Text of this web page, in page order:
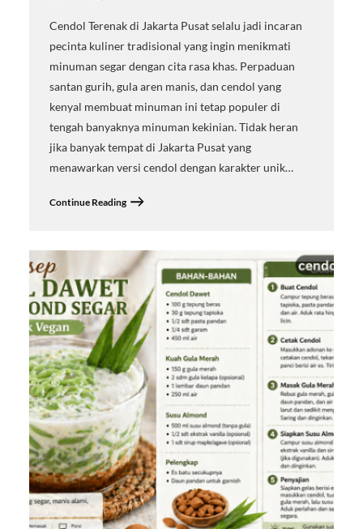
Cendol Terenak di Jakarta Pusat selalu jadi incaran
pecinta kuliner tradisional yang ingin menikmati
minuman segar dengan cita rasa khas. Perpaduan
santan gurih, gula aren manis, dan cendol yang
kenyal membuat minuman ini tetap populer di
tengah banyaknya minuman kekinian. Tidak heran
jika banyak tempat di Jakarta Pusat yang
menawarkan versi cendol dengan karakter unik…
Continue Reading